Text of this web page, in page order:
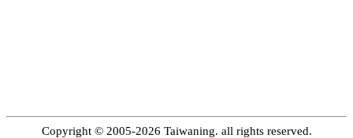
Copyright © 2005-2026 Taiwaning. all rights reserved.